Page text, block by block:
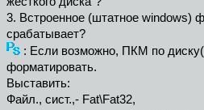
3. Встроенное (штатное windows)
срабатывает?
: Если возможно, ПКМ по
форматировать.
Выставить:
Файл., сист.,- Fat\Fat32,